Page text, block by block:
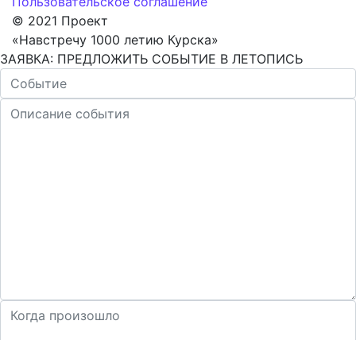
© 2021 Проект
«Навстречу 1000 летию Курска»
ЗАЯВКА: ПРЕДЛОЖИТЬ СОБЫТИЕ В ЛЕТОПИСЬ